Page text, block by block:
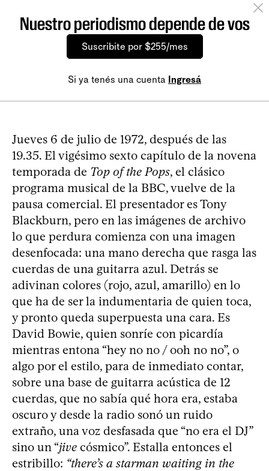
Nuestro periodismo depende de vos
Suscribite por $255/mes
Si ya tenés una cuenta Ingresá
Jueves 6 de julio de 1972, después de las
19.35. El vigésimo sexto capítulo de la novena
temporada de Top of the Pops, el clásico
programa musical de la BBC, vuelve de la
pausa comercial. El presentador es Tony
Blackburn, pero en las imágenes de archivo
lo que perdura comienza con una imagen
desenfocada: una mano derecha que rasga las
cuerdas de una guitarra azul. Detrás se
adivinan colores (rojo, azul, amarillo) en lo
que ha de ser la indumentaria de quien toca,
y pronto queda superpuesta una cara. Es
David Bowie, quien sonríe con picardía
mientras entona “hey no no / ooh no no”, o
algo por el estilo, para de inmediato contar,
sobre una base de guitarra acústica de 12
cuerdas, que no sabía qué hora era, estaba
oscuro y desde la radio sonó un ruido
extraño, una voz desfasada que “no era el DJ”
sino un “jive cósmico”. Estalla entonces el
estribillo: “there’s a starman waiting in the